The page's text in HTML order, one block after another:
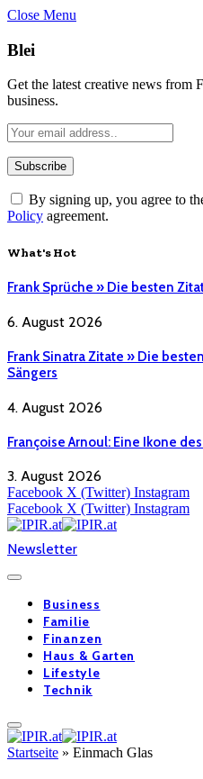
Close Menu
Blei
Get the latest creative news from
business.
By signing up, you agree to
Policy agreement.
What's Hot
Frank Sprüche » Die besten
6. August 2026
Frank Sinatra Zitate » Die
Sängers
4. August 2026
Françoise Arnoul: Eine Ikone
3. August 2026
Facebook X (Twitter) Instagram
Facebook X (Twitter) Instagram
Newsletter
Business
Familie
Finanzen
Haus & Garten
Lifestyle
Technik
Startseite » Einmach Glas